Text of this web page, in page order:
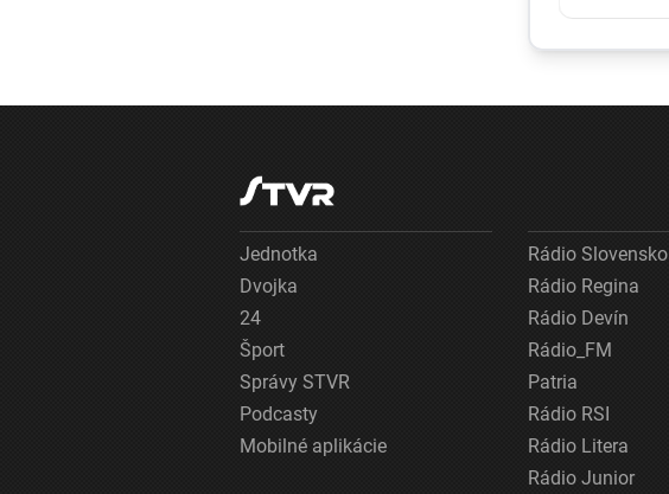
minimum
Jednotka
Dvojka
24
Šport
Správy STVR
Podcasty
Mobilné aplikácie
Rádio Slovensko
Rádio Regina
Rádio Devín
Rádio_FM
Patria
Rádio RSI
Rádio Litera
Rádio Junior